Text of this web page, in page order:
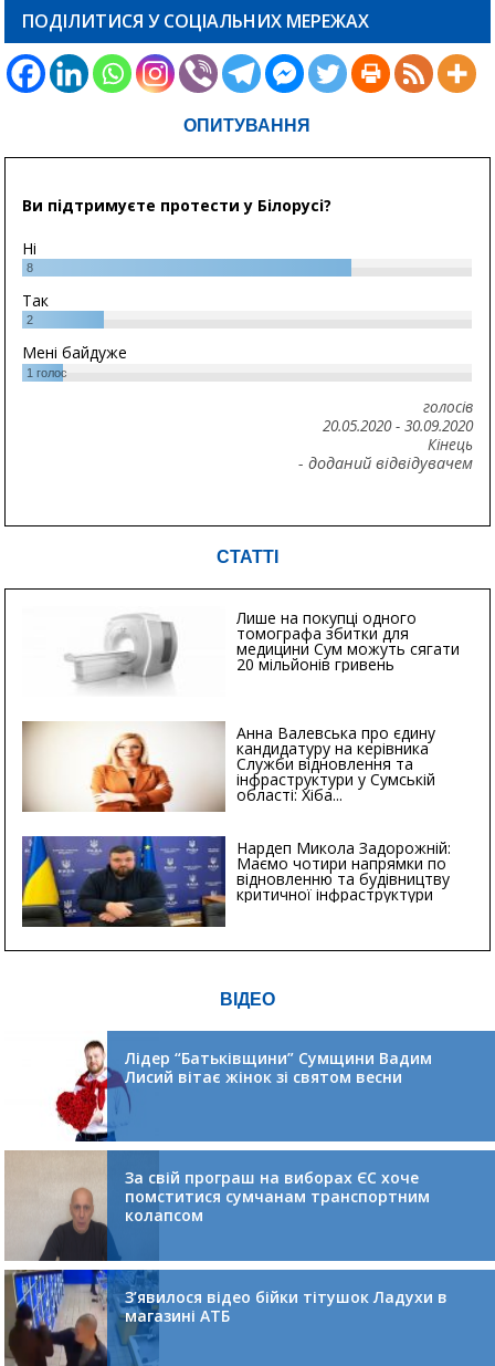
ПОДІЛИТИСЯ У СОЦІАЛЬНИХ МЕРЕЖАХ
ОПИТУВАННЯ
Ви підтримуєте протести у Білорусі?
Ні
8
Так
2
Мені байдуже
1 голос
голосів
20.05.2020- 30.09.2020
Кінець
- доданий відвідувачем
СТАТТІ
Лише на покупці одного
томографа збитки для
медицини Сум можуть сягати
20 мільйонів гривень
Анна Валевська про єдину
кандидатуру на керівника
Служби відновлення та
інфраструктури у Сумській
області: Хіба...
Нардеп Микола Задорожній:
Маємо чотири напрямки по
відновленню та будівництву
критичної інфраструктури
ВІДЕО
Лідер “Батьківщини” Сумщини Вадим
Лисий вітає жінок зі святом весни
За свій програш на виборах ЄС хоче
помститися сумчанам транспортним
колапсом
З’явилося відео бійки тітушок Ладухи в
магазині АТБ